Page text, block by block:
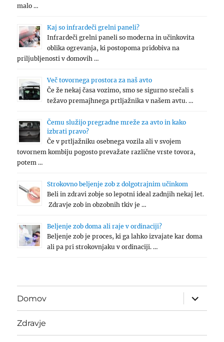
malo …
Kaj so infrardeči grelni paneli?
Infrardeči grelni paneli so moderna in učinkovita
oblika ogrevanja, ki postopoma pridobiva na
priljubljenosti v domovih …
Več tovornega prostora za naš avto
Če že nekaj časa vozimo, smo se sigurno srečali s
težavo premajhnega prtljažnika v našem avtu. …
Čemu služijo pregradne mreže za avto in kako
izbrati pravo?
Če v prtljažniku osebnega vozila ali v svojem
tovornem kombiju pogosto prevažate različne vrste tovora,
potem …
Strokovno beljenje zob z dolgotrajnim učinkom
Beli in zdravi zobje so lepotni ideal zadnjih nekaj let.
Zdravje zob in obzobnih tkiv je …
Beljenje zob doma ali raje v ordinaciji?
Beljenje zob je proces, ki ga lahko izvajate kar doma
ali pa pri strokovnjaku v ordinaciji. …
Domov
expand
child
menu
Zdravje